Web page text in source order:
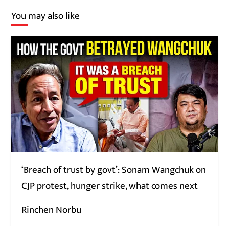
You may also like
‘Breach of trust by govt’: Sonam Wangchuk on
CJP protest, hunger strike, what comes next
Rinchen Norbu